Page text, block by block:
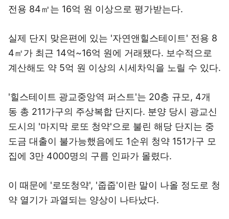
전용 84㎡는 16억 원 이상으로 평가받는다.
실제 단지 맞은편에 있는 '자연앤힐스테이트' 전용 8
4㎡가 최근 14억~16억 원에 거래됐다. 보수적으로
계산해도 약 5억 원 이상의 시세차익을 노릴 수 있다.
'힐스테이트 광교중앙역 퍼스트'는 20층 규모, 4개
동 총 211가구의 주상복합 단지다. 분양 당시 광교신
도시의 '마지막 로또 청약'으로 불린 해당 단지는 중
도금 대출이 불가능했음에도 1순위 청약 151가구 모
집에 3만 4000명의 구름 인파가 몰렸다.
이 때문에 '로또청약', '줍줍'이란 말이 나올 정도로 청
약 열기가 과열되는 양상이 나타났다.